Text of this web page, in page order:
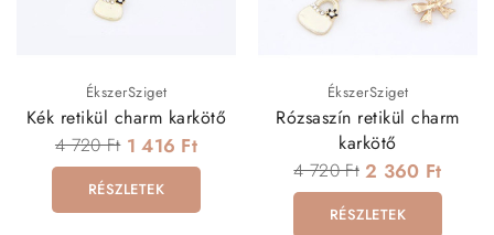
ÉkszerSziget
Kék retikül charm karkötő
4 720 Ft 1 416 Ft
RÉSZLETEK
ÉkszerSziget
Rózsaszín retikül charm
karkötő
4 720 Ft 2 360 Ft
RÉSZLETEK